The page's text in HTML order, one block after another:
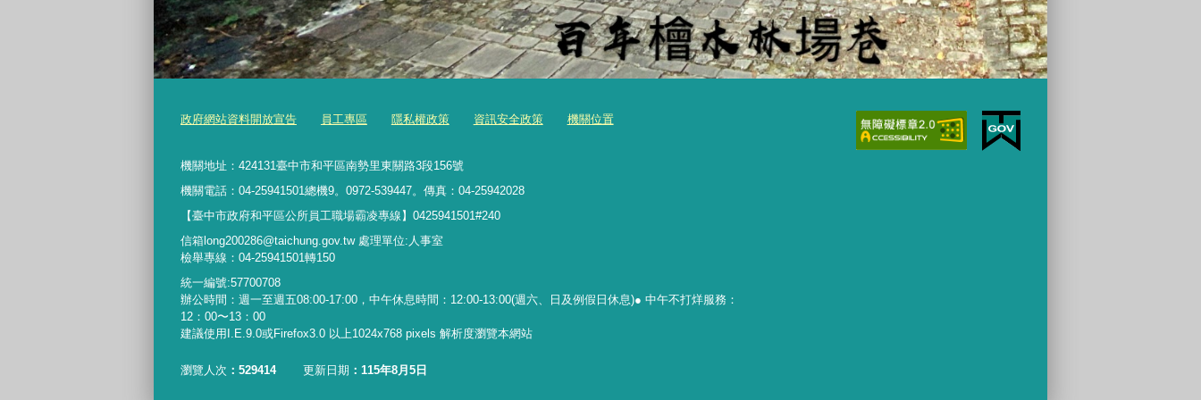
政府網站資料開放宣告 員工專區 隱私權政策 資訊安全政策 機關位置
機關地址：424131臺中市和平區南勢里東關路3段156號
機關電話：04-25941501總機9。0972-539447。傳真：04-25942028
【臺中市政府和平區公所員工職場霸凌專線】0425941501#240
信箱long200286@taichung.gov.tw 處理單位:人事室
檢舉專線：04-25941501轉150
統一編號:57700708
辦公時間：週一至週五08:00-17:00，中午休息時間：12:00-13:00(週六、日及例假日休息)● 中午不打烊服務：
12：00〜13：00
建議使用I.E.9.0或Firefox3.0 以上1024x768 pixels 解析度瀏覽本網站
瀏覽人次 529414 更新日期 115年8月5日